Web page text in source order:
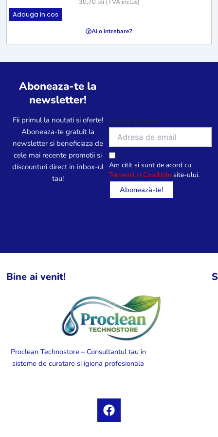
30,70 lei (TVA inclus)
Adauga in cos
Ai o intrebare?
Aboneaza-te la
newsletter!
Fii primul la noutati si oferte!
Aboneaza-te gratuit la
newsletter si beneficiaza de
cele mai recente promotii si
discounturi direct in inbox-ul
tau!
Adresa de email
Am citit și sunt de acord cu
Termenii și Condițiile site-ului.
Bine ai venit!
Proclean Technostore – Consultantul tau in
sisteme de curatare si igiena profesionala
F
a
c